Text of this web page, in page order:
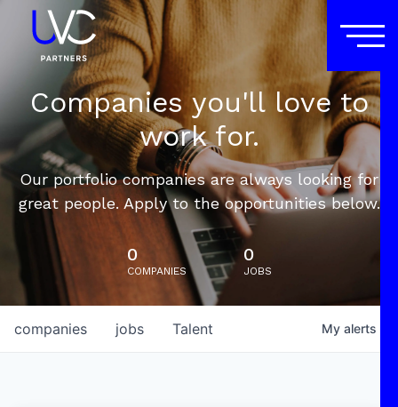
Companies you'll love to
work for.
Our portfolio companies are always looking for
great people. Apply to the opportunities below.
0
COMPANIES
0
JOBS
jobs
companies Talent My alerts